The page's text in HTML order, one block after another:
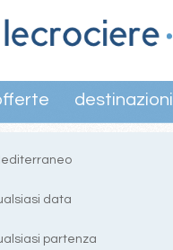
destinazioni
data
partenza